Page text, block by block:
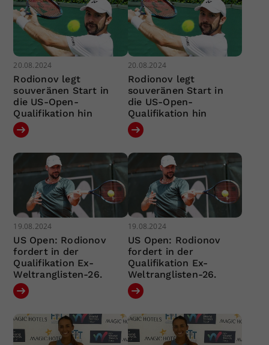
20.08.2024
Rodionov legt
souveränen Start in
die US-Open-
Qualifikation hin
20.08.2024
Rodionov legt
souveränen Start in
die US-Open-
Qualifikation hin
19.08.2024
US Open: Rodionov
fordert in der
Qualifikation Ex-
Weltranglisten-26.
19.08.2024
US Open: Rodionov
fordert in der
Qualifikation Ex-
Weltranglisten-26.